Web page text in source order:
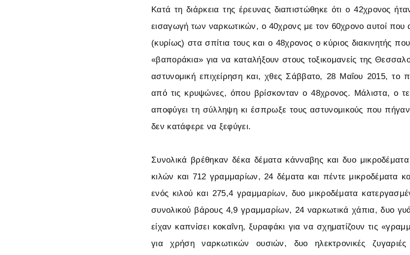
Κατά τη διάρκεια της έρευνας διαπιστώθηκε ότι ο 42χρονος
εισαγωγή των ναρκωτικών, ο 40χρονς με τον 60χρονο αυτοί που
(κυρίως) στα σπίτια τους και ο 48χρονος ο κύριος διακινητής
«βαποράκια» για να καταλήξουν στους τοξικομανείς της
αστυνομική επιχείρηση και, χθες Σάββατο, 28 Μαΐου 2015, το
από τις κρυψώνες, όπου βρίσκονταν ο 48χρονος. Μάλιστα, ο
αποφύγει τη σύλληψη κι έσπρωξε τους αστυνομικούς που
δεν κατάφερε να ξεφύγει.
Συνολικά βρέθηκαν δέκα δέματα κάνναβης και δυο
κιλών και 712 γραμμαρίων, 24 δέματα και πέντε μικροδέματα
ενός κιλού και 275,4 γραμμαρίων, δυο μικροδέματα
συνολικού βάρους 4,9 γραμμαρίων, 24 ναρκωτικά χάπια, δυο
είχαν καπνίσει κοκαΐνη, ξυραφάκι για να σχηματίζουν τις
για χρήση ναρκωτικών ουσιών, δυο ηλεκτρονικές ζυγαριές